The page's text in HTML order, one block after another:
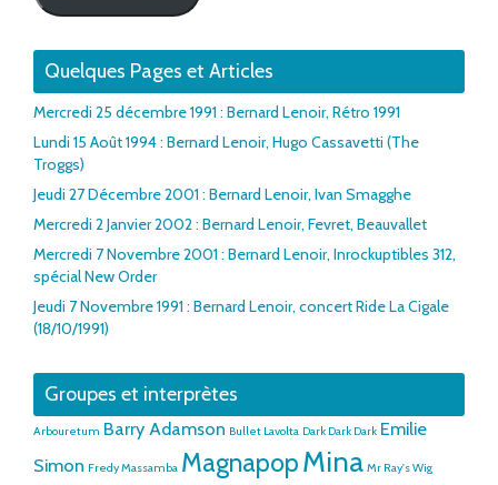
Quelques Pages et Articles
Mercredi 25 décembre 1991 : Bernard Lenoir, Rétro 1991
Lundi 15 Août 1994 : Bernard Lenoir, Hugo Cassavetti (The
Troggs)
Jeudi 27 Décembre 2001 : Bernard Lenoir, Ivan Smagghe
Mercredi 2 Janvier 2002 : Bernard Lenoir, Fevret, Beauvallet
Mercredi 7 Novembre 2001 : Bernard Lenoir, Inrockuptibles 312,
spécial New Order
Jeudi 7 Novembre 1991 : Bernard Lenoir, concert Ride La Cigale
(18/10/1991)
Groupes et interprètes
Arbouretum Barry Adamson Bullet Lavolta Dark Dark Dark Emilie
Simon Fredy Massamba MagnapopMina Mr Ray's Wig